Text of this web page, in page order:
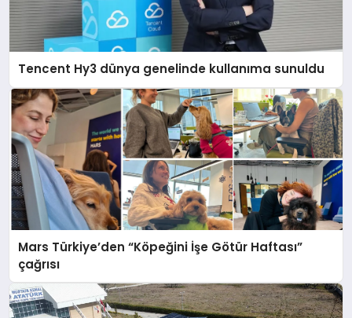
Tencent Hy3 dünya genelinde kullanıma sunuldu
Mars Türkiye’den “Köpeğini İşe Götür Haftası”
çağrısı